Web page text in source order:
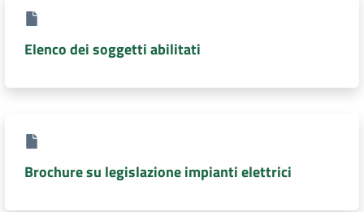
Elenco dei soggetti abilitati
Brochure su legislazione impianti elettrici